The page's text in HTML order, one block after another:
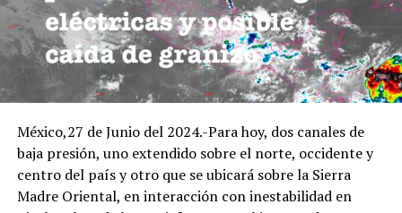
México,27 de Junio del 2024.-Para hoy, dos canales de
baja presión, uno extendido sobre el norte, occidente y
centro del país y otro que se ubicará sobre la Sierra
Madre Oriental, en interacción con inestabilidad en